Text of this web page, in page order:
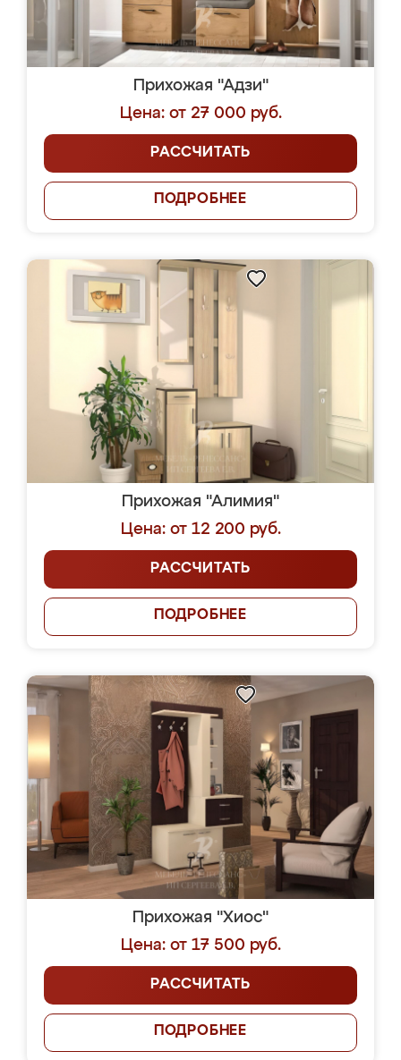
Прихожая "Адзи"
Цена: от 27 000 руб.
РАССЧИТАТЬ
ПОДРОБНЕЕ
Прихожая "Алимия"
Цена: от 12 200 руб.
РАССЧИТАТЬ
ПОДРОБНЕЕ
Прихожая "Хиос"
Цена: от 17 500 руб.
РАССЧИТАТЬ
ПОДРОБНЕЕ